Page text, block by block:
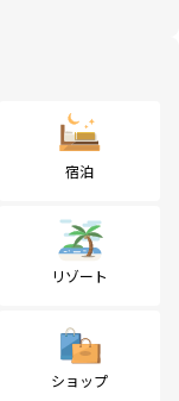
宿泊
リゾート
ショップ